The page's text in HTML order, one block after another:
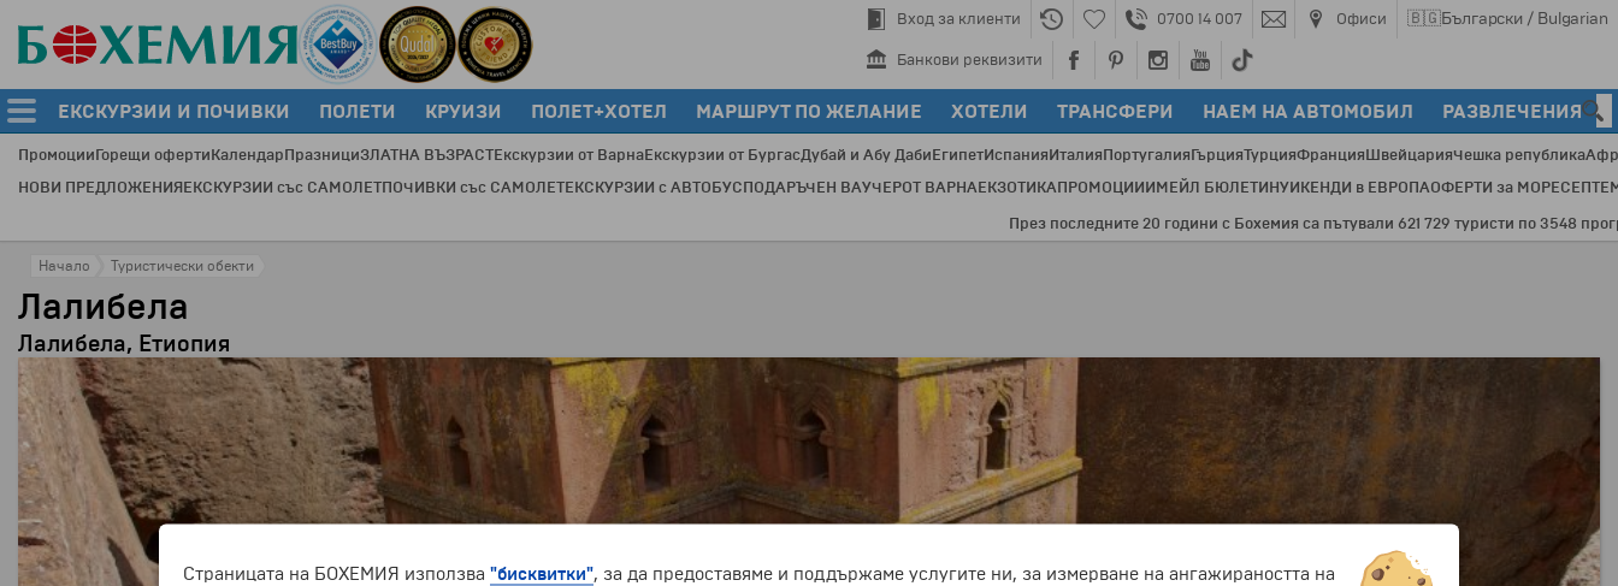
Вход за клиенти 0700 14 007 Офиси 🇧🇬Български / Bulgarian
Банкови реквизити
ЕКСКУРЗИИ И ПОЧИВКИ ПОЛЕТИ КРУИЗИ ПОЛЕТ+ХОТЕЛ МАРШРУТ ПО ЖЕЛАНИЕ ХОТЕЛИ ТРАНСФЕРИ НАЕМ НА АВТОМОБИЛ РАЗВЛЕЧЕНИЯ
ПромоцииГорещи офертиКалендарПразнициЗЛАТНА ВЪЗРАСТЕкскурзии от ВарнаЕкскурзии от БургасДубай и Абу ДабиЕгипетИспанияИталияПортугалияГърцияТурцияФранцияШвейцарияЧешка република
НОВИ ПРЕДЛОЖЕНИЯЕКСКУРЗИИ със САМОЛЕТПОЧИВКИ със САМОЛЕТЕКСКУРЗИИ с АВТОБУСПОДАРЪЧЕН ВАУЧЕРОТ ВАРНАЕКЗОТИКАПРОМОЦИИИМЕЙЛ БЮЛЕТИНУИКЕНДИ в ЕВРОПАОФЕРТИ за МОРЕ
През последните 20 години с Бохемия са пътували 621 729 туристи по 3548
Начало Туристически обекти
Лалибела
Лалибела, Етиопия
Страницата на БОХЕМИЯ използва "бисквитки", за да предоставяме и поддържаме услугите ни, за измерване на ангажираността на